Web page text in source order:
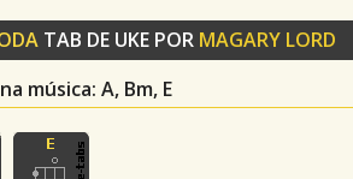
TAB DE UKE POR MAGARY LORD
música: A, Bm, E